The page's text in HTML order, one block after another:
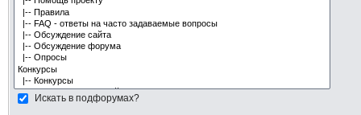
Искать в подфорумах?